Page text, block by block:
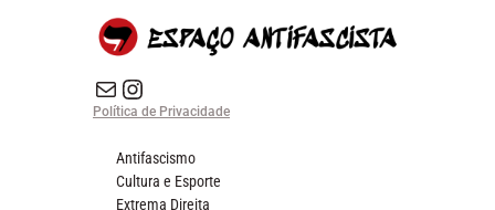
E-mail Instagram do Espaço Antifascista
Política de Privacidade
Antifascismo
Cultura e Esporte
Extrema Direita